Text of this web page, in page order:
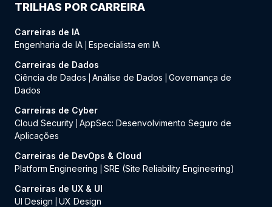
TRILHAS POR CARREIRA
Carreiras de IA
Engenharia de IA Especialista em IA
Carreiras de Dados
Ciência de Dados
Análise de Dados
Governança de
Dados
Carreiras de Cyber
Cloud Security AppSec: Desenvolvimento Seguro de
Aplicações
Carreiras de DevOps & Cloud
Platform Engineering
SRE (Site Reliability Engineering)
Carreiras de UX & UI
UI Design
UX Design